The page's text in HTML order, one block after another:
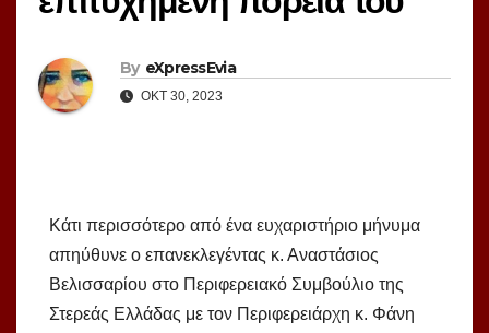
By eXpressEvia
ΟΚΤ 30, 2023
Κάτι περισσότερο από ένα ευχαριστήριο μήνυμα
απηύθυνε ο επανεκλεγέντας κ. Αναστάσιος
Βελισσαρίου στο Περιφερειακό Συμβούλιο της
Στερεάς Ελλάδας με τον Περιφερειάρχη κ. Φάνη